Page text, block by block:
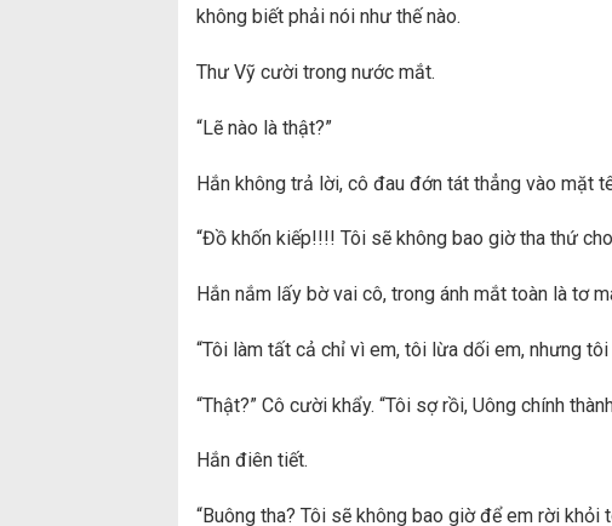
không biết phải nói như thế nào.
Thư Vỹ cười trong nước mắt.
“Lẽ nào là thật?”
Hắn không trả lời, cô đau đớn tát thẳng vào mặt
“Đồ khốn kiếp!!!! Tôi sẽ không bao giờ tha thứ
Hắn nắm lấy bờ vai cô, trong ánh mắt toàn là tơ
“Tôi làm tất cả chỉ vì em, tôi lừa dối em, nhưng
“Thật?” Cô cười khẩy. “Tôi sợ rồi, Uông chính
Hắn điên tiết.
“Buông tha? Tôi sẽ không bao giờ để em rời khỏi